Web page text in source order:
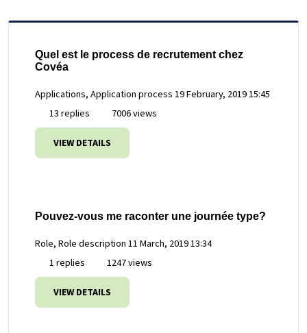
Quel est le process de recrutement chez
Covéa
Applications, Application process 19 February, 2019 15:45
13 replies
7006 views
VIEW DETAILS
Pouvez-vous me raconter une journée type?
Role, Role description 11 March, 2019 13:34
1 replies
1247 views
VIEW DETAILS